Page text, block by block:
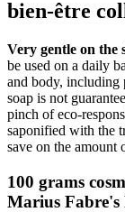
bien-être
Very gentle on the
be used on a daily
and body, including
soap is not
pinch of eco-
saponified with the
save on the amount
100 grams
Marius Fabre's